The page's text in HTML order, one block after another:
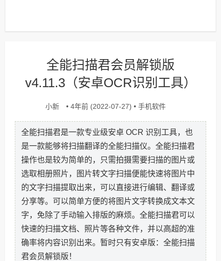
全能扫描君会员解锁版
v4.11.3（安卓OCR识别工具）
小新 • 4年前 (2022-07-27) • 手机软件
全能扫描君是一款专业级安卓 OCR 识别工具，也
是一款能够将扫描翻译的全能扫描仪。全能扫描君
操作也是较为简单的，只需拍摄需要扫描的图片或
选取相册照片，图片转文字扫描便能快速将图片中
的文字扫描提取出来，可以直接进行编辑、翻译或
分享等。可以简单方便的将图片文字转换成文本文
字，免除了手动输入排版的麻烦。全能扫描君可以
快速的扫描文档、照片等各种文件，并以高超的准
确率将内容识别出来。暂时只有安卓版：全能扫描
君会员解锁版！